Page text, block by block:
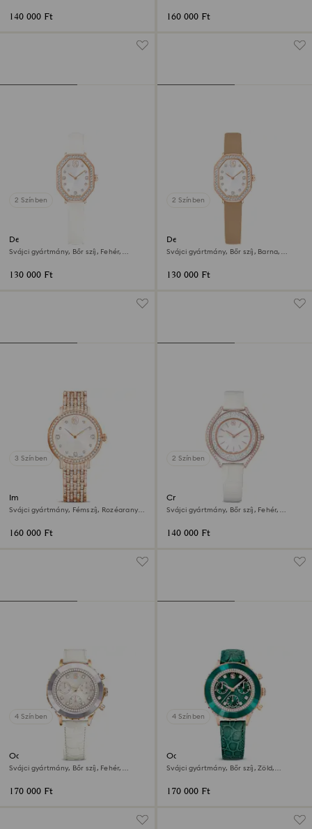
140 000 Ft 160 000 Ft
2 Színben
Dextera octagon óra
Svájci gyártmány, Bőr szíj, Fehér,
130 000 Ft
2 Színben
Dextera octagon óra
Svájci gyártmány, Bőr szíj, Barna,
130 000 Ft
3 Színben
Imber óra
Svájci gyártmány, Fémszíj, Rozéarany
160 000 Ft
2 Színben
Crystalline aura óra
Svájci gyártmány, Bőr szíj, Fehér,
140 000 Ft
4 Színben
Octea chrono óra
Svájci gyártmány, Bőr szíj, Fehér,
170 000 Ft
4 Színben
Octea chrono óra
Svájci gyártmány, Bőr szíj, Zöld,
170 000 Ft